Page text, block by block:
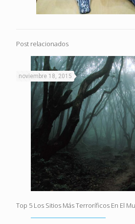
Post relacionados
noviembre 18, 2015
Top 5 Los Sitios Más Terroríficos En El